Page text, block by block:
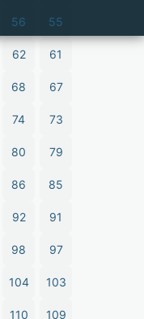
55
56
61
62
67
68
73
74
79
80
85
86
91
92
97
98
103
104
109
110